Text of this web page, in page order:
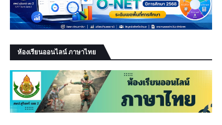
ห้องเรียนออนไลน์ ภาษาไทย